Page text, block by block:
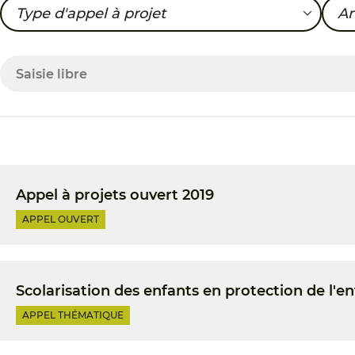
Appel ouvert
Type d'appel à projet
Appel à projets ouvert 2019
APPEL OUVERT
Scolarisation des enfants en protection de
APPEL THÉMATIQUE